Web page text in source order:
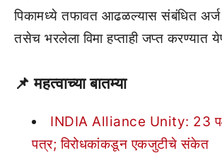
पिकामध्ये तफावत आढळल्यास संबंधित अर्ज
तसेच भरलेला विमा हप्ताही जप्त करण्यात
📌महत्वाच्या बातम्या
INDIA Alliance Unity: 23
पत्र; विरोधकांकडून एकजुटीचे संकेत